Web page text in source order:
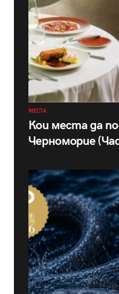
МЕСТА
Кои места да
Черноморие